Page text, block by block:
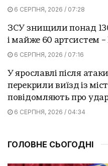
6 СЕРПНЯ, 2026 / 07:28
ЗСУ знищили понад
і майже 60 артсистем
6 СЕРПНЯ, 2026 / 07:16
У ярославлі після
перекрили виїзд із
повідомляють про
6 СЕРПНЯ, 2026 / 04:34
ГОЛОВНЕ СЬОГОДНІ